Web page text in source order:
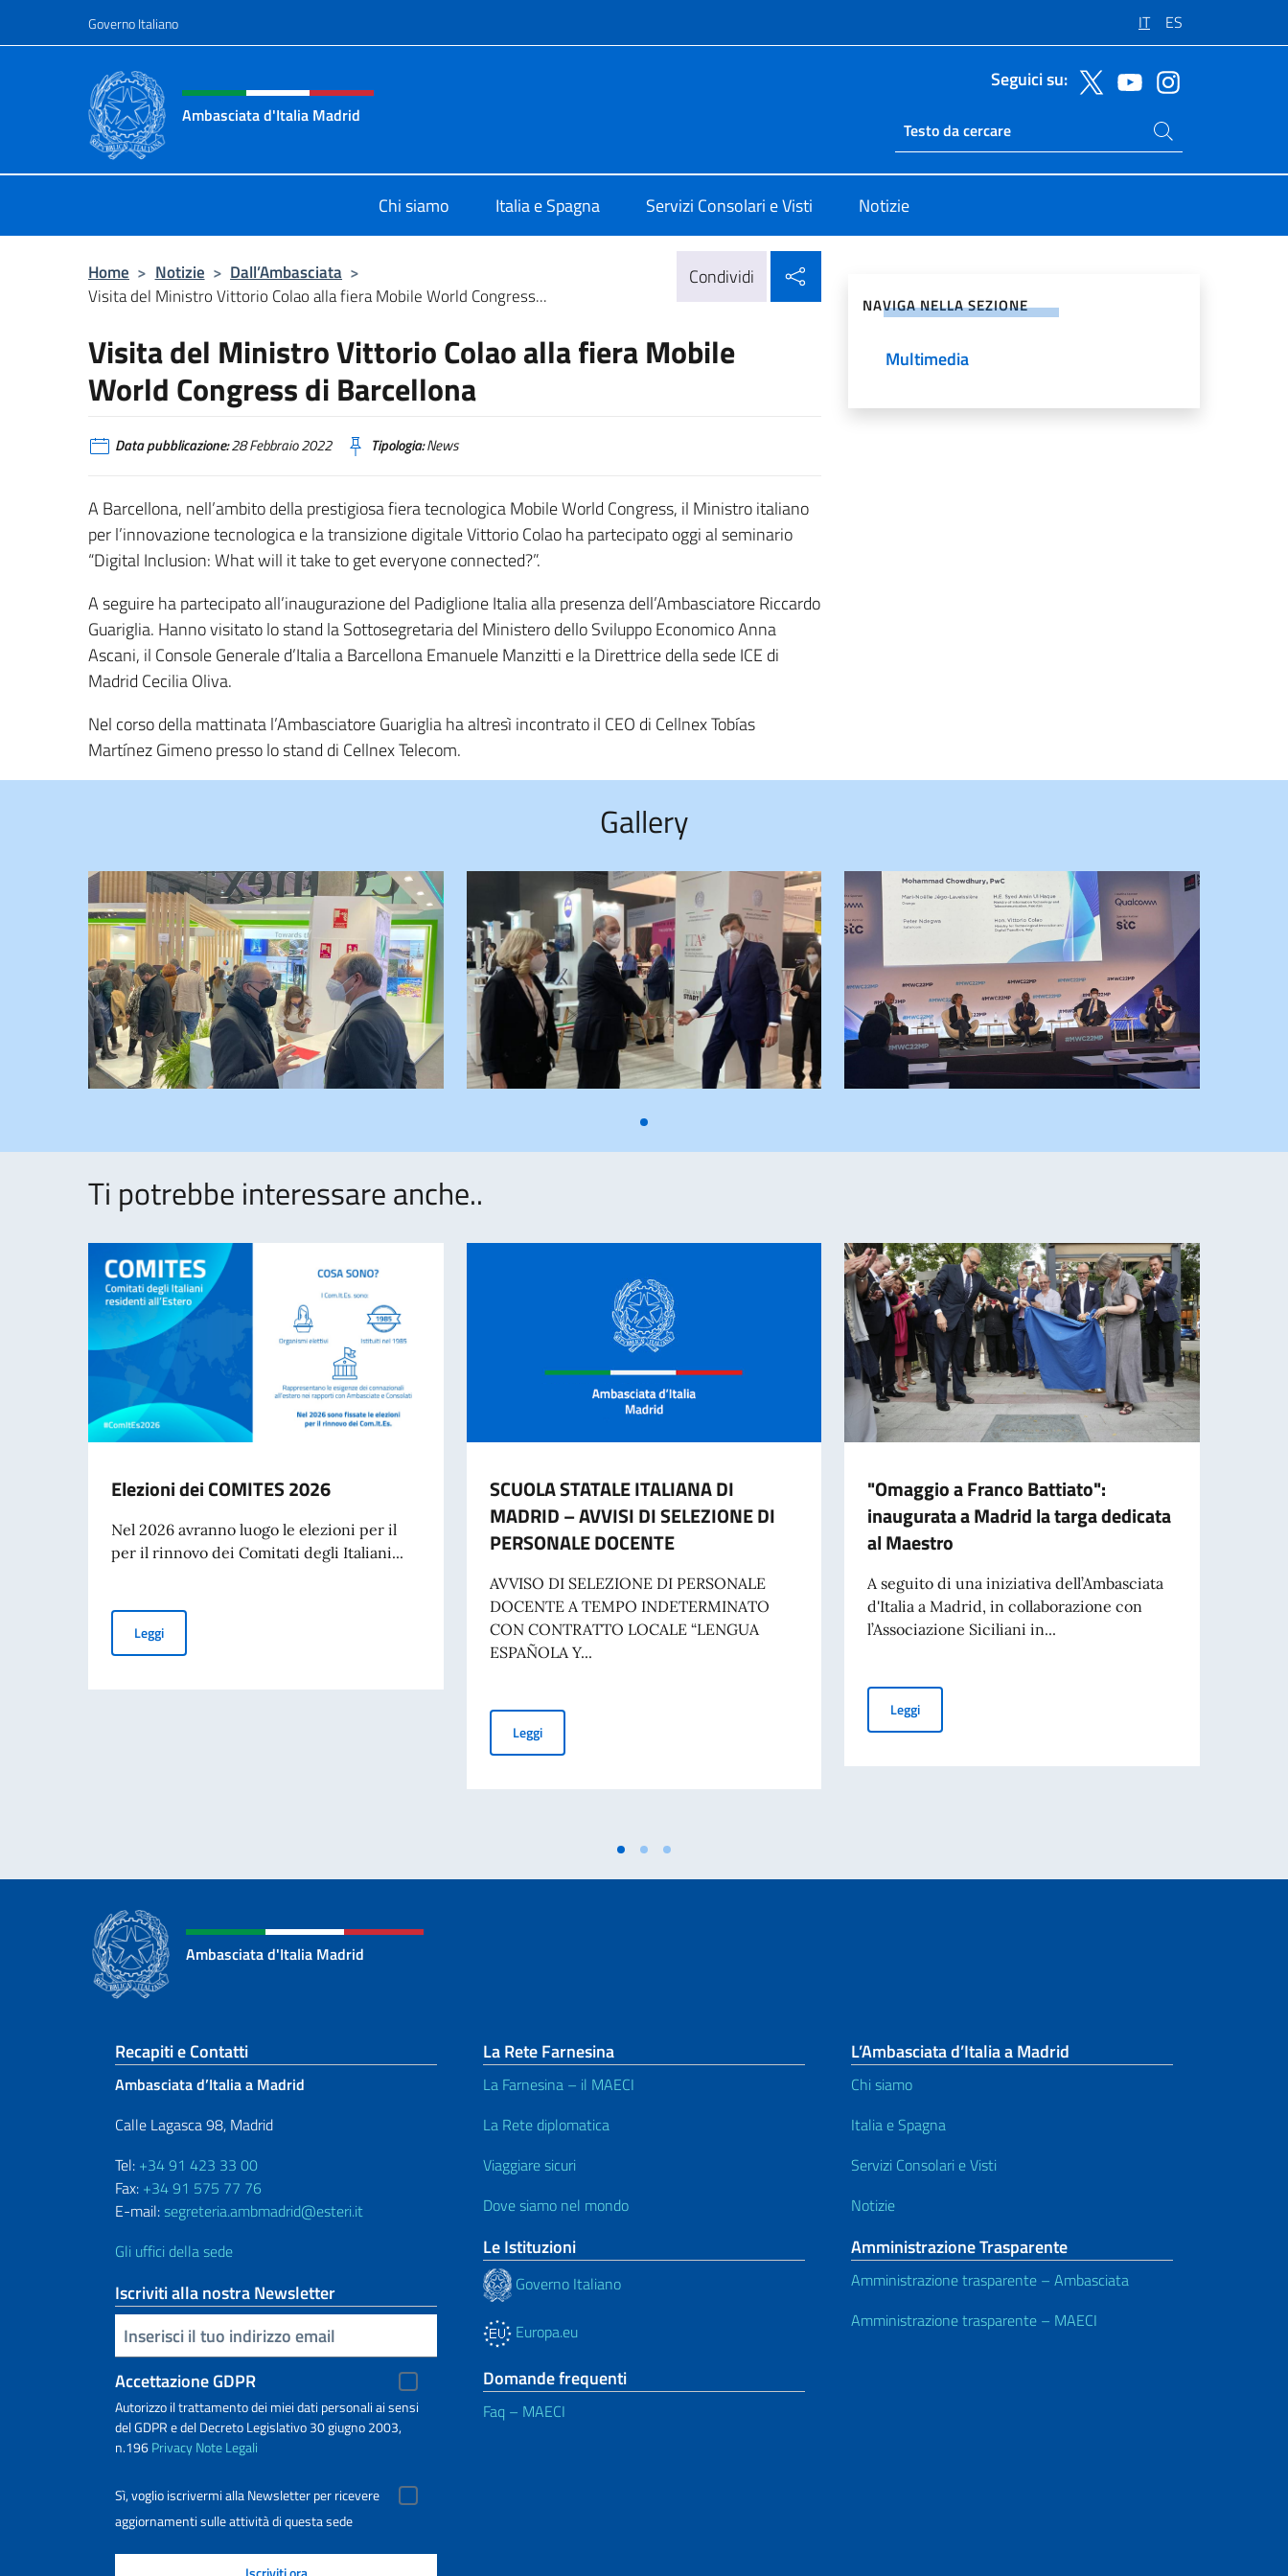
Governo Italiano IT ES
Intestazione sito, social e menù
Ambasciata d'Italia Madrid
Seguici su:
Ricerca sito live
Cerca nel sito
Chi siamo Italia e Spagna Servizi Consolari e Visti Notizie
Home > Notizie > Dall’Ambasciata >
Visita del Ministro Vittorio Colao alla fiera Mobile World Congress...
Condividi
Visita del Ministro Vittorio Colao alla fiera Mobile
World Congress di Barcellona
Data pubblicazione:28 Febbraio 2022 Tipologia:News
A Barcellona, nell’ambito della prestigiosa fiera tecnologica Mobile World Congress, il Ministro italiano
per l’innovazione tecnologica e la transizione digitale Vittorio Colao ha partecipato oggi al seminario
“Digital Inclusion: What will it take to get everyone connected?”.
A seguire ha partecipato all’inaugurazione del Padiglione Italia alla presenza dell’Ambasciatore Riccardo
Guariglia. Hanno visitato lo stand la Sottosegretaria del Ministero dello Sviluppo Economico Anna
Ascani, il Console Generale d’Italia a Barcellona Emanuele Manzitti e la Direttrice della sede ICE di
Madrid Cecilia Oliva.
Nel corso della mattinata l’Ambasciatore Guariglia ha altresì incontrato il CEO di Cellnex Tobías
Martínez Gimeno presso lo stand di Cellnex Telecom.
NAVIGA NELLA SEZIONE
Multimedia
Gallery
Ti potrebbe interessare anche..
Elezioni dei COMITES 2026
Nel 2026 avranno luogo le elezioni per il
per il rinnovo dei Comitati degli Italiani...
LeggiElezioni dei COMITES 2026
SCUOLA STATALE ITALIANA DI
MADRID – AVVISI DI SELEZIONE DI
PERSONALE DOCENTE
AVVISO DI SELEZIONE DI PERSONALE
DOCENTE A TEMPO INDETERMINATO
CON CONTRATTO LOCALE “LENGUA
ESPAÑOLA Y...
LeggiSCUOLA STATALE ITALIANA DI MADRID – AVVISI DI SELEZIONE DI PERSONALE DOCENTE
"Omaggio a Franco Battiato":
inaugurata a Madrid la targa dedicata
al Maestro
A seguito di una iniziativa dell’Ambasciata
d'Italia a Madrid, in collaborazione con
l’Associazione Siciliani in...
Leggi"Omaggio a Franco Battiato": inaugurata a Madrid la targa
Ambasciata d'Italia Madrid
Sezione footer
Recapiti e Contatti
Ambasciata d’Italia a Madrid
Calle Lagasca 98, Madrid
Tel: +34 91 423 33 00
Fax: +34 91 575 77 76
E-mail:segreteria.ambmadrid@esteri.it
Gli uffici della sede
Iscriviti alla nostra Newsletter
Inserisci la tua email
Accettazione GDPR
Autorizzo il trattamento dei miei dati personali ai sensi
del GDPR e del Decreto Legislativo 30 giugno 2003,
n.196PrivacyNote Legali
Sì, voglio iscrivermi alla Newsletter per ricevere
aggiornamenti sulle attività di questa sede
La Rete Farnesina
La Farnesina – il MAECI
La Rete diplomatica
Viaggiare sicuri
Dove siamo nel mondo
Le Istituzioni
Governo Italiano
Europa.eu
Domande frequenti
Faq – MAECI
L’Ambasciata d’Italia a Madrid
Chi siamo
Italia e Spagna
Servizi Consolari e Visti
Notizie
Amministrazione Trasparente
Amministrazione trasparente – Ambasciata
Amministrazione trasparente – MAECI